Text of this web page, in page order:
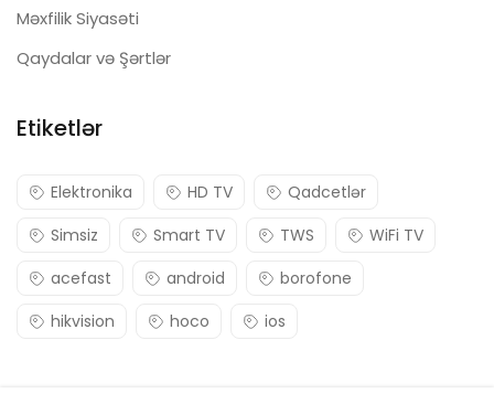
Məxfilik Siyasəti
Qaydalar və Şərtlər
Etiketlər
Elektronika HD TV
Qadcetlər
Simsiz
Smart TV TWS
WiFi TV
acefast
android
borofone
hikvision
hoco ios